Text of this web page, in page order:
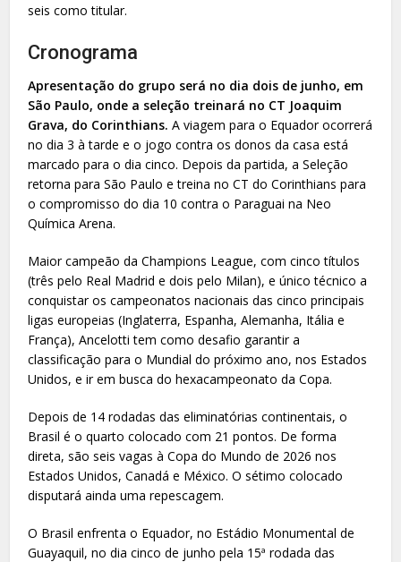
seis como titular.
Cronograma
Apresentação do grupo será no dia dois de junho, em
São Paulo, onde a seleção treinará no CT Joaquim
Grava, do Corinthians. A viagem para o Equador ocorrerá
no dia 3 à tarde e o jogo contra os donos da casa está
marcado para o dia cinco. Depois da partida, a Seleção
retorna para São Paulo e treina no CT do Corinthians para
o compromisso do dia 10 contra o Paraguai na Neo
Química Arena.
Maior campeão da Champions League, com cinco títulos
(três pelo Real Madrid e dois pelo Milan), e único técnico a
conquistar os campeonatos nacionais das cinco principais
ligas europeias (Inglaterra, Espanha, Alemanha, Itália e
França), Ancelotti tem como desafio garantir a
classificação para o Mundial do próximo ano, nos Estados
Unidos, e ir em busca do hexacampeonato da Copa.
Depois de 14 rodadas das eliminatórias continentais, o
Brasil é o quarto colocado com 21 pontos. De forma
direta, são seis vagas à Copa do Mundo de 2026 nos
Estados Unidos, Canadá e México. O sétimo colocado
disputará ainda uma repescagem.
O Brasil enfrenta o Equador, no Estádio Monumental de
Guayaquil, no dia cinco de junho pela 15ª rodada das